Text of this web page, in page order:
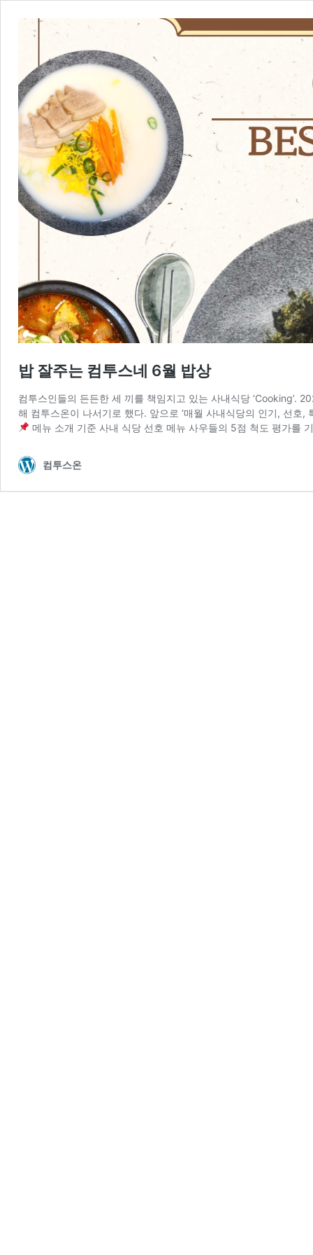
밥 잘주는 컴투스네 6월 밥상
컴투스인들의 든든한 세 끼를 책임지고 있는 사내식당 ‘Cooking’.
해 컴투스온이 나서기로 했다. 앞으로 ‘매월 사내식당의 인기, 선호
메뉴 소개 기준 사내 식당 선호 메뉴 사우들의 5점 척도 평가를
컴투스온